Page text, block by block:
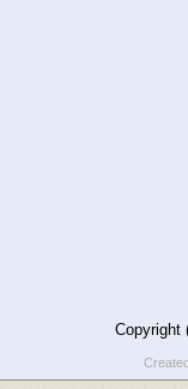
Copyright